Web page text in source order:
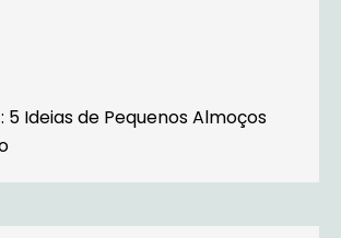
5 Ideias de Pequenos Almoços